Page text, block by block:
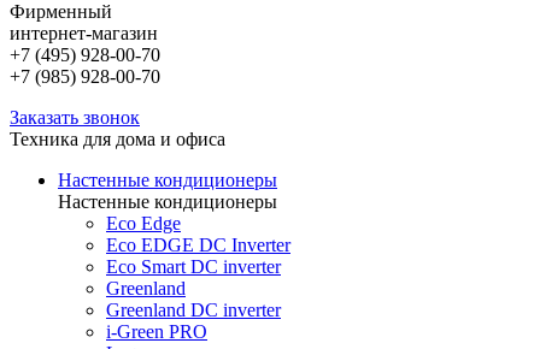
Фирменный
интернет-магазин
+7 (495) 928-00-70
+7 (985) 928-00-70
Заказать звонок
Техника для дома и офиса
Настенные кондиционеры
Настенные кондиционеры
Eco Edge
Eco EDGE DC Inverter
Eco Smart DC inverter
Greenland
Greenland DC inverter
i-Green PRO